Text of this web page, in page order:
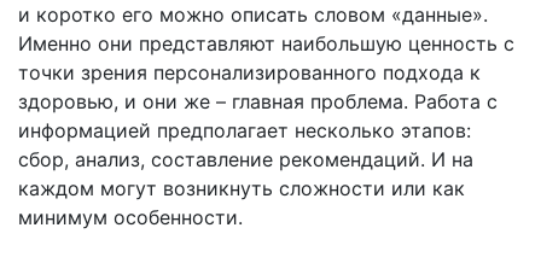
и коротко его можно описать словом «данные».
Именно они представляют наибольшую ценность с
точки зрения персонализированного подхода к
здоровью, и они же – главная проблема. Работа с
информацией предполагает несколько этапов:
сбор, анализ, составление рекомендаций. И на
каждом могут возникнуть сложности или как
минимум особенности.